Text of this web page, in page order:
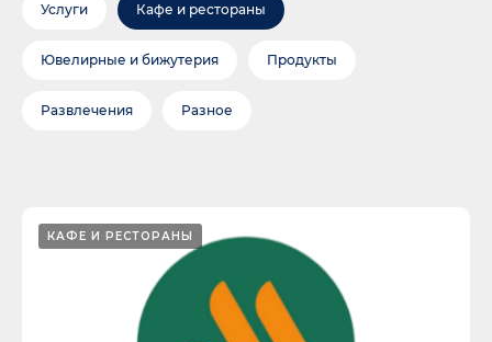
Услуги Кафе и рестораны
Ювелирные и бижутерия Продукты
Развлечения Разное
КАФЕ И РЕСТОРАНЫ